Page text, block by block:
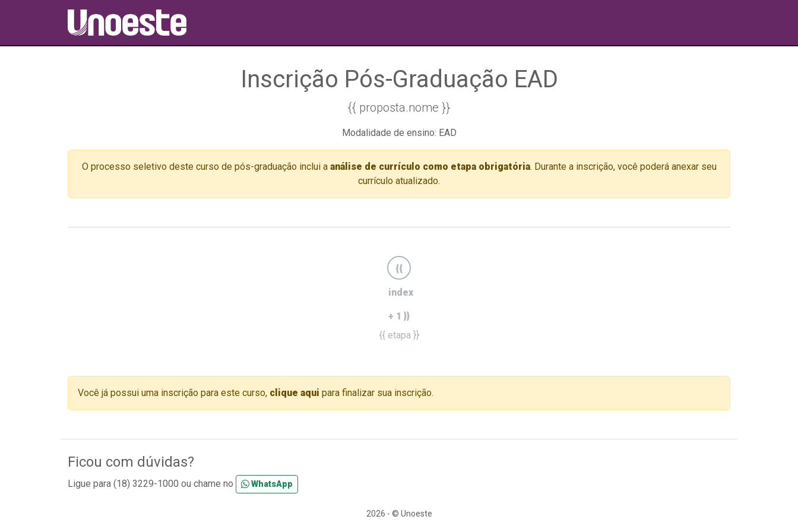
Inscrição Pós-Graduação EAD
{{ proposta.nome }}
Modalidade de ensino: EAD
O processo seletivo deste curso de pós-graduação inclui a análise de currículo como etapa obrigatória. Durante a inscrição, você poderá anexar seu
currículo atualizado.
{{
index
+ 1 }}
{{ etapa }}
Você já possui uma inscrição para este curso, clique aqui para finalizar sua inscrição.
Ficou com dúvidas?
Ligue para (18) 3229-1000 ou chame no WhatsApp
2026 - © Unoeste